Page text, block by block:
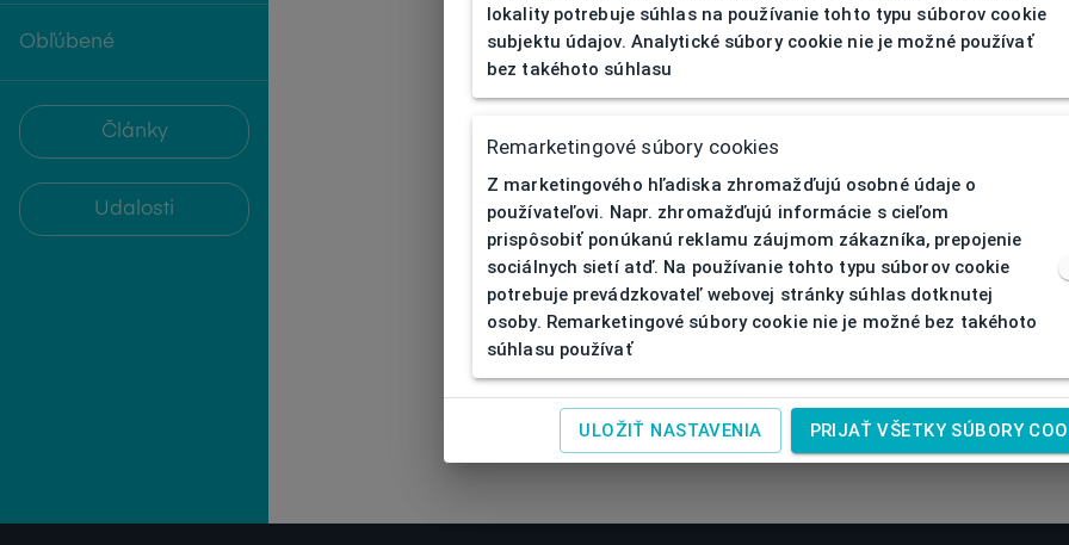
Obľúbené
Články
Udalosti
lokality potrebuje súhlas na používanie tohto typu súborov cookie
subjektu údajov. Analytické súbory cookie nie je možné používať
bez takéhoto súhlasu
Remarketingové súbory cookies
Z marketingového hľadiska zhromažďujú osobné údaje o
používateľovi. Napr. zhromažďujú informácie s cieľom
prispôsobiť ponúkanú reklamu záujmom zákazníka, prepojenie
sociálnych sietí atď. Na používanie tohto typu súborov cookie
potrebuje prevádzkovateľ webovej stránky súhlas dotknutej
osoby. Remarketingové súbory cookie nie je možné bez takéhoto
súhlasu používať
ULOŽIŤ NASTAVENIA PRIJAŤ VŠETKY SÚBORY